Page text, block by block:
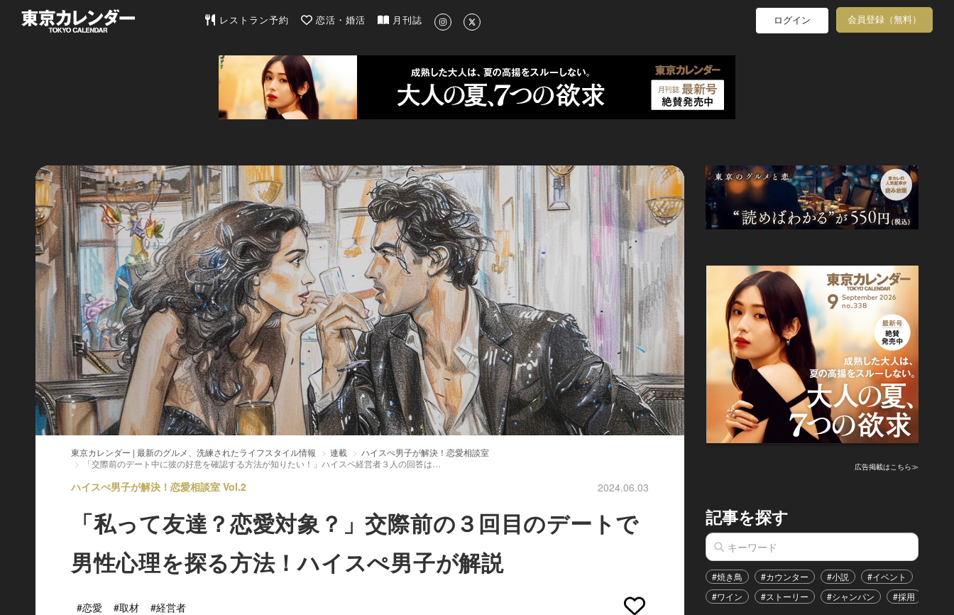
東京カレンダー | 最新のグルメ、洗練されたライフスタイル情報
レストラン予約 恋活・婚活 月刊誌 ログイン 会員登録（無料）
東京カレンダー | 最新のグルメ、洗練されたライフスタイル情報 連載
ハイスぺ男子が解決！恋愛相談室
「交際前のデート中に彼の好意を確認する方法が知りたい！」ハイスペ経営者３人の回答は…
ハイスぺ男子が解決！恋愛相談室 Vol.2 2024.06.03
「私って友達？恋愛対象？」交際前の３回目のデートで
男性心理を探る方法！ハイスぺ男子が解説
#恋愛 #取材 #経営者
広告掲載はこちら≫
記事を探す
#焼き鳥 #カウンター #小説 #イベント
#ワイン
#ストーリー #シャンパン #採用